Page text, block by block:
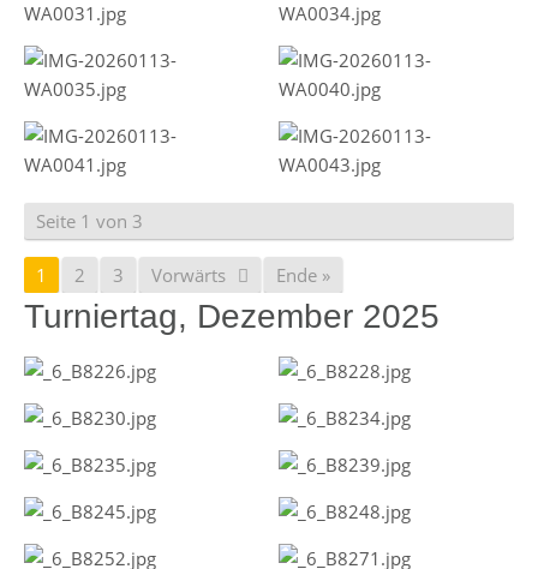
Seite 1 von 3
1 2 3 Vorwärts Ende »
Turniertag, Dezember 2025